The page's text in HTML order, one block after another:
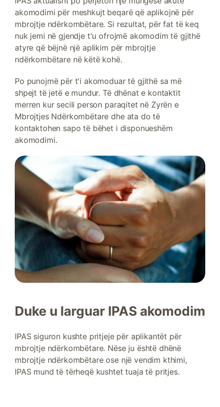
akomodimi për meshkujt beqarë që aplikojnë për
mbrojtje ndërkombëtare. Si rezultat, për fat të keq
nuk jemi në gjendje t'u ofrojmë akomodim të gjithë
atyre që bëjnë një aplikim për mbrojtje
ndërkombëtare në këtë kohë.
Po punojmë për t'i akomoduar të gjithë sa më
shpejt të jetë e mundur. Të dhënat e kontaktit
merren kur secili person paraqitet në Zyrën e
Mbrojtjes Ndërkombëtare dhe ata do të
kontaktohen sapo të bëhet i disponueshëm
akomodimi.
Duke u larguar IPAS akomodim
IPAS siguron kushte pritjeje për aplikantët për
mbrojtje ndërkombëtare. Nëse ju është dhënë
mbrojtje ndërkombëtare ose një vendim kthimi,
IPAS mund të tërheqë kushtet tuaja të pritjes.